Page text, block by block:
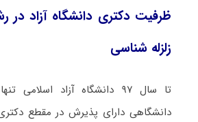
ظرفیت دکتری دانشگاه آزاد در
زلزله شناسی
تا سال ۹۷ دانشگاه آزاد
دانشگاهی دارای پذیرش در مقطع